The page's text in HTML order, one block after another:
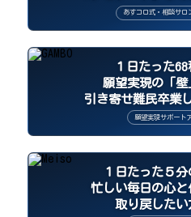
あすコロ式・相談サロ
１日たった
願望実現の「壁
引き寄せ難民卒業
願望実現サポートア
１日たった５
忙しい毎日の心
取り戻したい